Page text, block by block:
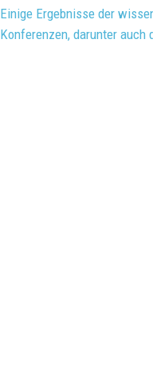
Einige Ergebnisse der
Konferenzen, darunter auch